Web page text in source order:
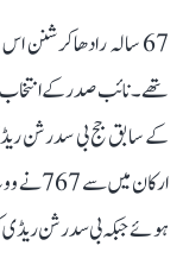
67 سالہ رادھاکرشنن
تھے۔ نائب صدر کے
ہوئے جبکہ بی سدرشن ریڈی کو 300 ووٹ